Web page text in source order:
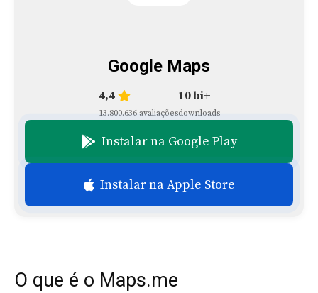
Google Maps
4,4
13.800.636 avaliações
10 bi+
downloads
Instalar na Google Play
Instalar na Apple Store
O que é o Maps.me